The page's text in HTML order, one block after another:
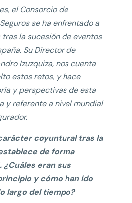
el Consorcio de
se ha enfrentado a
la sucesión de eventos
Su Director de
Izuzquiza, nos cuenta
estos retos, y hace
y perspectivas de esta
y referente a nivel mundial
coyuntural tras la
de forma
¿Cuáles eran sus
y cómo han ido
largo del tiempo?